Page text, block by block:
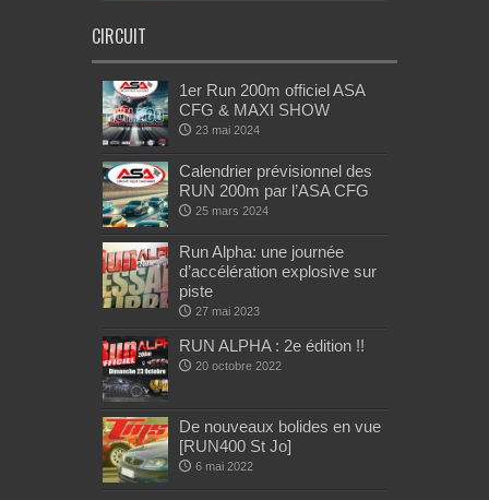
CIRCUIT
1er Run 200m officiel ASA
CFG & MAXI SHOW
23 mai 2024
Calendrier prévisionnel des
RUN 200m par l’ASA CFG
25 mars 2024
Run Alpha: une journée
d’accélération explosive sur
piste
27 mai 2023
RUN ALPHA : 2e édition !!
20 octobre 2022
De nouveaux bolides en vue
[RUN400 St Jo]
6 mai 2022